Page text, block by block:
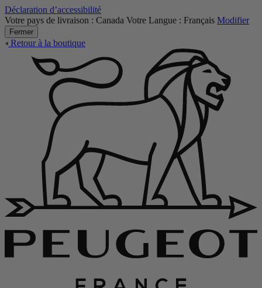
Déclaration d’accessibilité
Votre pays de livraison : Canada Votre Langue : Français Modifier
Fermer
Retour à la boutique